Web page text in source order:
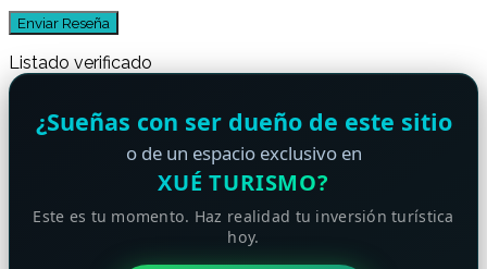
Listado verificado
¿Sueñas con ser dueño de este sitio
o de un espacio exclusivo en
XUÉ TURISMO?
Este es tu momento. Haz realidad tu inversión turística
hoy.